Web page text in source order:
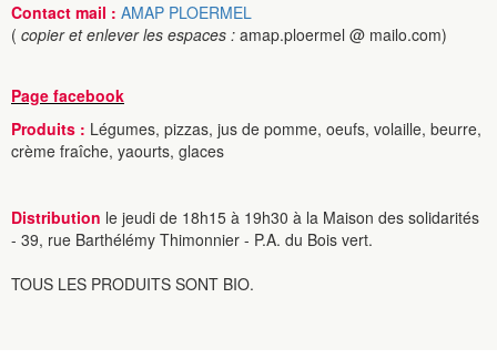
Contact mail : AMAP PLOERMEL
( copier et enlever les espaces : amap.ploermel @ mailo.com)
Page facebook
Produits : Légumes, pizzas, jus de pomme, oeufs, volaille, beurre,
crème fraîche, yaourts, glaces
Distribution le jeudi de 18h15 à 19h30 à la Maison des solidarités
- 39, rue Barthélémy Thimonnier - P.A. du Bois vert.
TOUS LES PRODUITS SONT BIO.